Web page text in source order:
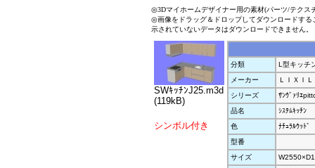
◎3Dマイホームデザイナー用の素材(パーツ/テクス
◎画像をドラッグ＆ドロップしてダウンロードす
示されていないデータはダウンロードできません。
SWｷｯﾁﾝJ25.m3d
(119kB)
シンボル付き
分類
L型キッチ
メーカー
ＬＩＸＩＬ
シリーズ
ｻﾝｳﾞｧﾘｴ
品名
ｼｽﾃﾑｷｯﾁﾝ
色
ﾅﾁｭﾗﾙｳｯﾄﾞ
型番
サイズ